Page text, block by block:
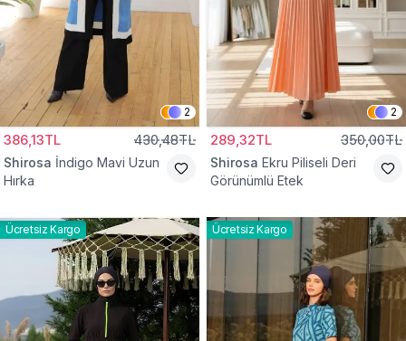
2
386,13TL 430,48TL
Shirosa İndigo Mavi Uzun
Hırka
2
289,32TL 350,00TL
Shirosa Ekru Piliseli Deri
Görünümlü Etek
Ücretsiz Kargo Ücretsiz Kargo